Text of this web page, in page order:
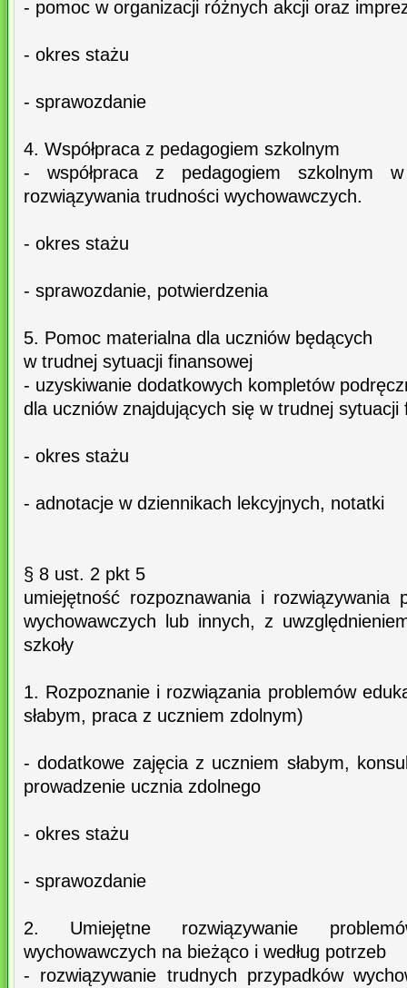
- pomoc w organizacji różnych akcji oraz
- okres stażu
- sprawozdanie
4. Współpraca z pedagogiem szkolnym
- współpraca z pedagogiem szkolnym
rozwiązywania trudności wychowawczych.
- okres stażu
- sprawozdanie, potwierdzenia
5. Pomoc materialna dla uczniów będących
w trudnej sytuacji finansowej
- uzyskiwanie dodatkowych kompletów
dla uczniów znajdujących się w trudnej sytuacji
- okres stażu
- adnotacje w dziennikach lekcyjnych, notatki
§ 8 ust. 2 pkt 5
umiejętność rozpoznawania i rozwiązywania
wychowawczych lub innych, z
szkoły
1. Rozpoznanie i rozwiązania problemów
słabym, praca z uczniem zdolnym)
- dodatkowe zajęcia z uczniem słabym,
prowadzenie ucznia zdolnego
- okres stażu
- sprawozdanie
2. Umiejętne rozwiązywanie
wychowawczych na bieżąco i według potrzeb
- rozwiązywanie trudnych przypadków